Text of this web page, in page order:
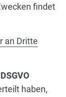
findet
an Dritte
haben,